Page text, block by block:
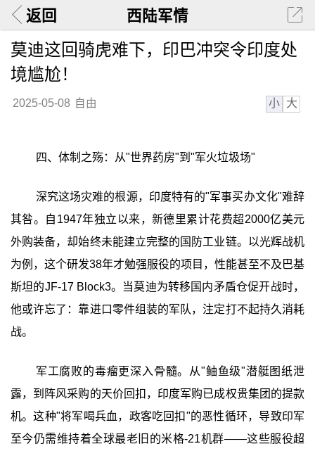
返回 西陆军情
莫迪这回骑虎难下，印巴冲突令印度处
境尴尬！
2025-05-08 自由 小 大
四、体制之殇：从"世界药房"到"军火垃圾场"
深究这场灾难的根源，印度特有的"军事买办文化"难辞
其咎。自1947年独立以来，新德里累计花费超2000亿美元
外购装备，却始终未能建立完整的国防工业链。以光辉战机
为例，这个研发38年才勉强服役的项目，性能甚至不及巴基
斯坦的JF-17 Block3。当莫迪为转移国内矛盾仓促开战时，
他或许忘了：靠进口零件组装的军队，注定打不起持久消耗
战。
军工腐败的毒瘤更深入骨髓。从"鲉鱼级"潜艇图纸泄
露，到阵风采购的天价回扣，印度军购已成权贵集团的提款
机。这种"将军喝兵血，政客吃回扣"的恶性循环，导致印军
至今仍需维持着全球最老旧的米格-21机群——这些服役超